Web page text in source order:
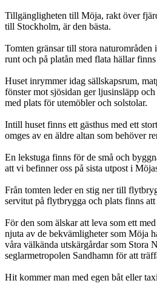
Tillgängligheten till Möja, rakt över
till Stockholm, är den bästa.
Tomten gränsar till stora naturområden
runt och på platån med flata hällar
Huset inrymmer idag sällskapsrum,
fönster mot sjösidan ger ljusinsläpp
med plats för utemöbler och solstolar.
Intill huset finns ett gästhus med ett
omges av en äldre altan som behöver
En lekstuga finns för de små och
att vi befinner oss på sista utpost i
Från tomten leder en stig ner till
servitut på flytbrygga och plats finns
För den som älskar att leva som ett
njuta av de bekvämligheter som Möja
våra välkända utskärgårdar som Stora
seglarmetropolen Sandhamn för att
Hit kommer man med egen båt eller